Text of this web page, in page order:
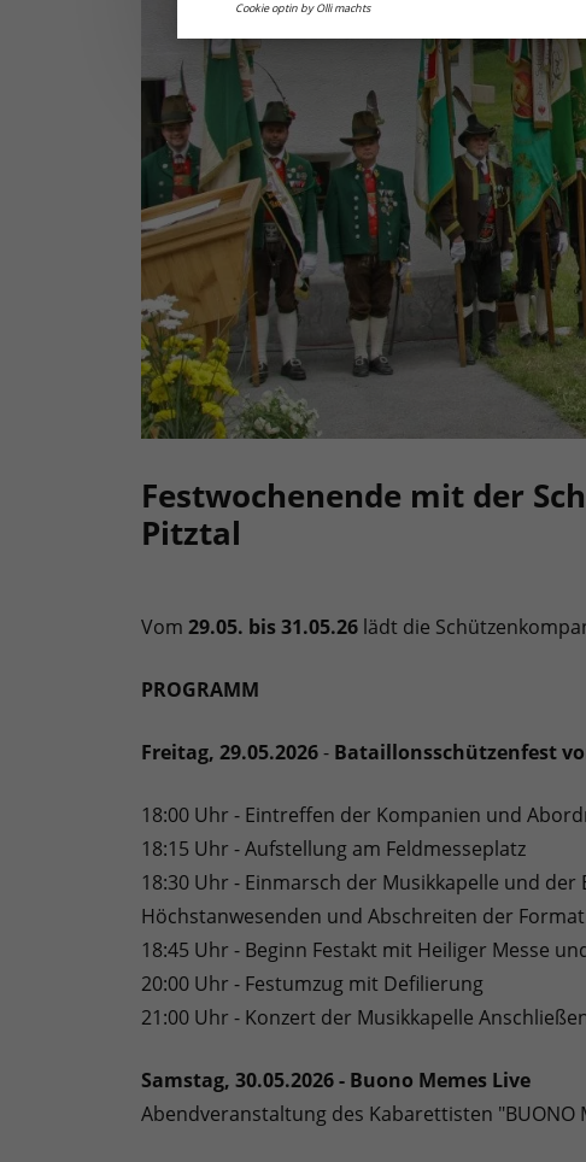
Festwochenende mit der
Pitztal
Vom 29.05. bis 31.05.26 lädt die
PROGRAMM
Freitag, 29.05.2026- Bataillonsschützenfest
18:00 Uhr - Eintreffen der Kompanien und
18:15 Uhr - Aufstellung am Feldmesseplatz
18:30 Uhr - Einmarsch der Musikkapelle und
Höchstanwesenden und Abschreiten der
18:45 Uhr - Beginn Festakt mit Heiliger Messe
20:00 Uhr - Festumzug mit Defilierung
21:00 Uhr - Konzert der Musikkapelle
Samstag, 30.05.2026 - Buono Memes Live
Abendveranstaltung des Kabarettisten "BUONO
Cookie optin by Olli machts